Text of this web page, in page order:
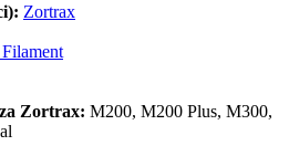
Zortrax
Zortrax: M200, M200 Plus, M300,